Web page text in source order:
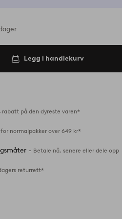
Legg i handlekurv
rabatt på den dyreste varen*
normalpakker over 649 kr*
- Betale nå, senere eller dele opp
returrett*